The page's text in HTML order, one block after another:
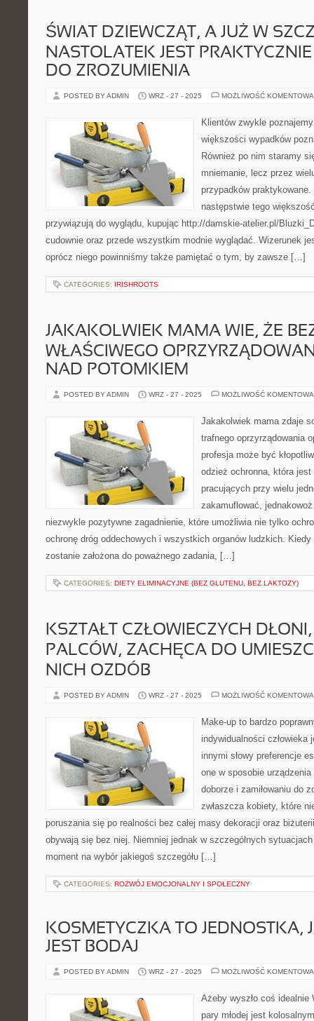
ŚWIAT DZIEWCZĄT, A JUŻ W
NASTOLATEK JEST
DO ZROZUMIENIA
POSTED BY ADMIN WRZ - 27 - 2025 MOŻLIWOŚĆ
Klientów zwykle
większości wypadków
Również po nim staramy
mniemanie, lecz przez
przypadków
następstwie tego
przywiązują do wyglądu, kupując http://damskie-atelier.pl/
cudownie oraz przede wszystkim modnie wyglądać. Wizerunek
oprócz niego powinniśmy także pamiętać o tym, by zawsze […]
CATEGORIES: IRISHROOTS
JAKAKOLWIEK MAMA WIE, ŻE
WŁAŚCIWEGO
NAD POTOMKIEM
POSTED BY ADMIN WRZ - 27 - 2025 MOŻLIWOŚĆ
Jakakolwiek mama zdaje
trafnego oprzyrządowania
profesja może być
odzież ochronna, która jest
pracujących przy wielu
zakamuflować,
niezwykle pozytywne zagadnienie, które umożliwia nie tylko
ochronę dróg oddechowych i wszystkich organów ludzkich.
zostanie założona do poważnego zadania, […]
CATEGORIES: DIETY ELIMINACYJNE (BEZ GLUTENU, BEZ LAKTOZY)
KSZTAŁT CZŁOWIECZYCH
PALCÓW, ZACHĘCA DO
NICH OZDÓB
POSTED BY ADMIN WRZ - 27 - 2025 MOŻLIWOŚĆ
Make-up to bardzo
indywidualności
innymi słowy preferencje
one w sposobie
doborze i zamiłowaniu do
zwłaszcza kobiety, które
poruszania się po realności bez całej masy dekoracji oraz
obywają się bez niej. Niemniej jednak w szczególnych
moment na wybór jakiegoś szczegółu […]
CATEGORIES: ROZWÓJ EMOCJONALNY I SPOŁECZNY
KOSMETYCZKA TO JEDNOSTKA,
JEST BODAJ
POSTED BY ADMIN WRZ - 27 - 2025 MOŻLIWOŚĆ
Ażeby wyszło coś idealnie
pary młodej jest